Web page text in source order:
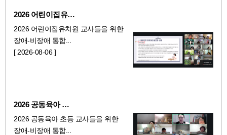
2026 어린이집유…
2026 어린이집유치원 교사들을 위한
장애-비장애 통합...
[ 2026-08-06 ]
2026 공동육아 …
2026 공동육아 초등 교사들을 위한
장애-비장애 통합...